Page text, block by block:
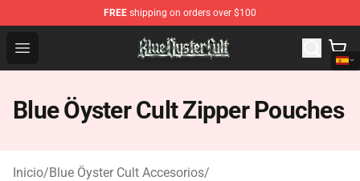
FREE shipping on orders over $100
Open menu
Blue Öyster Cult Store - Official Blue Öyster Cult
Blue Öyster Cult Zipper Pouches
Inicio/Blue Öyster Cult Accesorios/